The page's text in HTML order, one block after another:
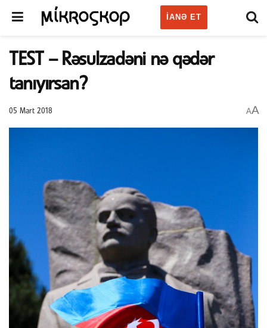
IANƏ ET
TEST – Rəsulzadəni nə qədər
tanıyırsan?
05 Mart 2018 AA